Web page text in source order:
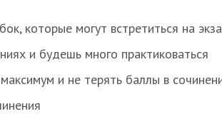
которые могут встретиться на
и будешь много практиковаться
и не терять баллы в